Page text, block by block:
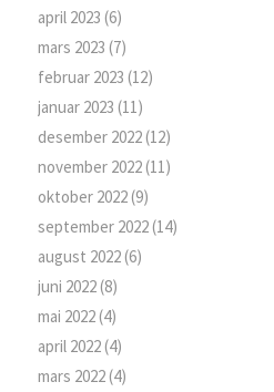
april 2023 (6)
mars 2023 (7)
februar 2023 (12)
januar 2023 (11)
desember 2022(12)
november 2022(11)
oktober 2022(9)
september 2022(14)
august 2022(6)
juni 2022(8)
mai 2022(4)
april 2022(4)
mars 2022(4)